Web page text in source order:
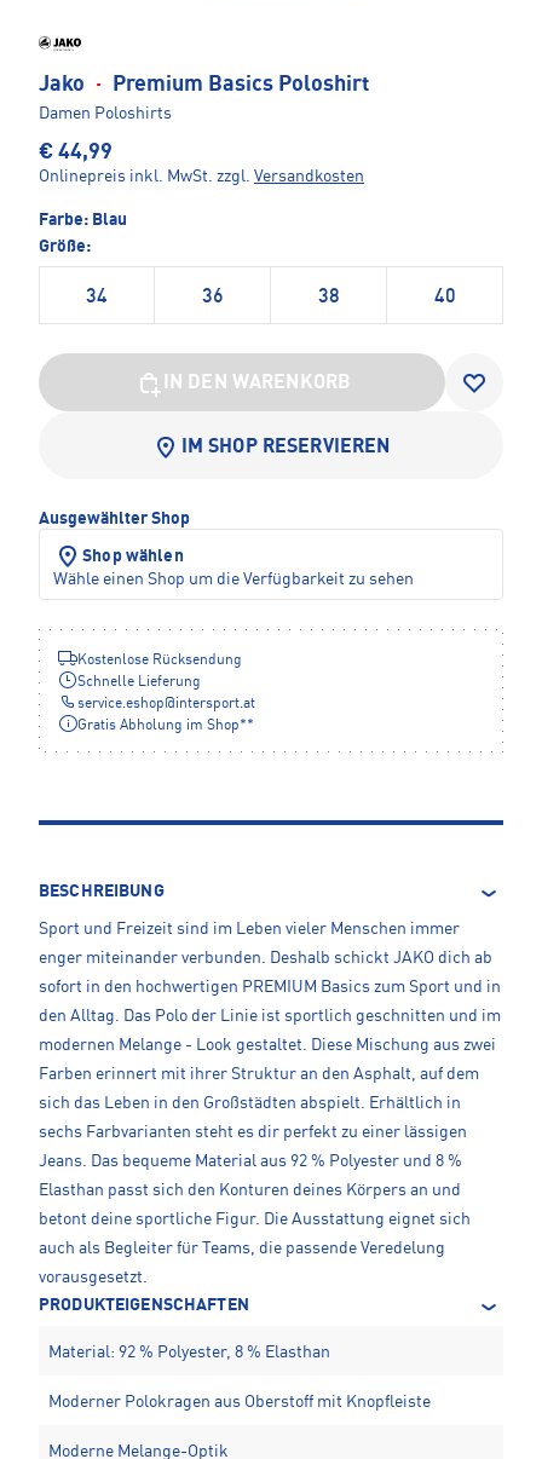
Jako · Premium Basics Poloshirt
Damen Poloshirts
€ 44,99
Onlinepreis inkl. MwSt. zzgl. Versandkosten
Farbe: Blau
Größe:
34 36 38 40
IN DEN WARENKORB
IM SHOP RESERVIEREN
Ausgewählter Shop
Shop wählen
Wähle einen Shop um die Verfügbarkeit zu sehen
Kostenlose Rücksendung
Schnelle Lieferung
service.eshop@intersport.at
Gratis Abholung im Shop**
BESCHREIBUNG
Sport und Freizeit sind im Leben vieler Menschen immer
enger miteinander verbunden. Deshalb schickt JAKO dich ab
sofort in den hochwertigen PREMIUM Basics zum Sport und in
den Alltag. Das Polo der Linie ist sportlich geschnitten und im
modernen Melange - Look gestaltet. Diese Mischung aus zwei
Farben erinnert mit ihrer Struktur an den Asphalt, auf dem
sich das Leben in den Großstädten abspielt. Erhältlich in
sechs Farbvarianten steht es dir perfekt zu einer lässigen
Jeans. Das bequeme Material aus 92 % Polyester und 8 %
Elasthan passt sich den Konturen deines Körpers an und
betont deine sportliche Figur. Die Ausstattung eignet sich
auch als Begleiter für Teams, die passende Veredelung
vorausgesetzt.
PRODUKTEIGENSCHAFTEN
Material: 92 % Polyester, 8 % Elasthan
Moderner Polokragen aus Oberstoff mit Knopfleiste
Moderne Melange-Optik